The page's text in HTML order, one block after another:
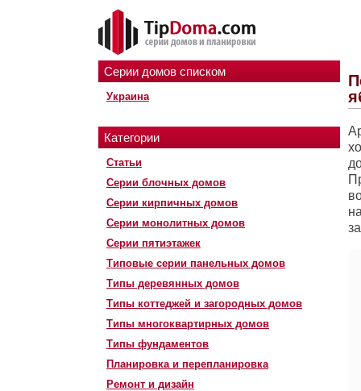
Серии домов списком
Украина
Категории
Статьи
Серии блочных домов
Серии кирпичных домов
Серии монолитных домов
Серии пятиэтажек
Типовые серии панельных домов
Типы деревянных домов
Типы коттеджей и загородных домов
Типы многоквартирных домов
Типы фундаментов
Планировка и перепланировка
Ремонт и дизайн